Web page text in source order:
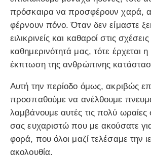
πρόσκαιρα να προσφέρουν χαρά,
φέρνουν πόνο. Όταν δεν είμαστε
ειλικρινείς και καθαροί στις
καθημερινότητά μας, τότε έρχεται
έκπτωση της ανθρώπινης
Αυτή την περίοδο όμως, ακριβώς
προσπαθούμε να ανέλθουμε
λαμβάνουμε αυτές τις πολύ ωραίες
σας ευχαριστώ που με ακούσατε
φορά, που όλοι μαζί τελέσαμε την
ακολουθία.